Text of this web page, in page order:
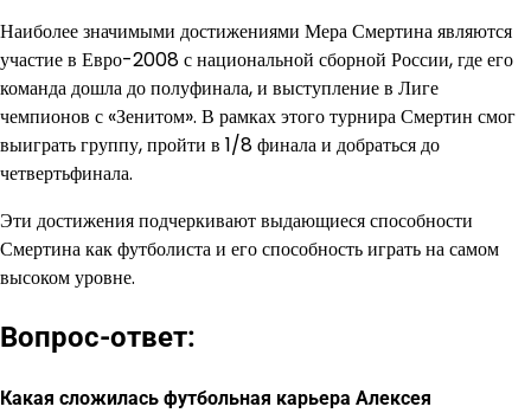
Наиболее значимыми достижениями Мера Смертина являются
участие в Евро-2008 с национальной сборной России, где его
команда дошла до полуфинала, и выступление в Лиге
чемпионов с «Зенитом». В рамках этого турнира Смертин смог
выиграть группу, пройти в 1/8 финала и добраться до
четвертьфинала.
Эти достижения подчеркивают выдающиеся способности
Смертина как футболиста и его способность играть на самом
высоком уровне.
Вопрос-ответ:
Какая сложилась футбольная карьера Алексея